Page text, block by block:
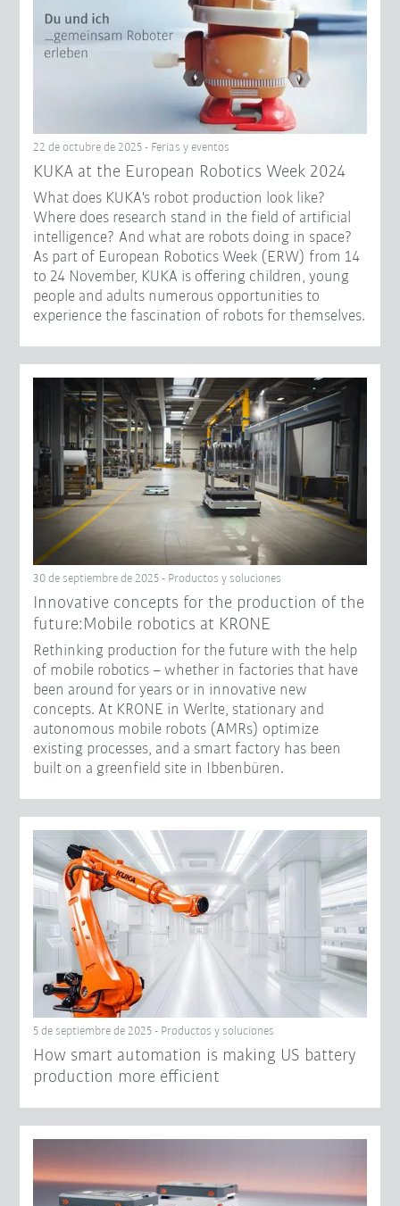
22 de octubre de 2025 - Ferias y eventos
KUKA at the European Robotics Week 2024
What does KUKA's robot production look like?
Where does research stand in the field of artificial
intelligence? And what are robots doing in space?
As part of European Robotics Week (ERW) from 14
to 24 November, KUKA is offering children, young
people and adults numerous opportunities to
experience the fascination of robots for themselves.
30 de septiembre de 2025 - Productos y soluciones
Innovative concepts for the production of the
future:Mobile robotics at KRONE
Rethinking production for the future with the help
of mobile robotics – whether in factories that have
been around for years or in innovative new
concepts. At KRONE in Werlte, stationary and
autonomous mobile robots (AMRs) optimize
existing processes, and a smart factory has been
built on a greenfield site in Ibbenbüren.
5 de septiembre de 2025 - Productos y soluciones
How smart automation is making US battery
production more efficient